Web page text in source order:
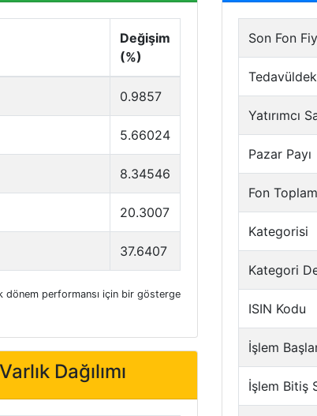
Değişim
(%)
0.9857
5.66024
8.34546
20.3007
37.6407
dönem performansı için bir gösterge
Dağılımı
Son Fon
Yatırımcı
Pazar Payı
Fon
Kategorisi
Kategori
ISIN Kodu
İşlem
İşlem Bitiş